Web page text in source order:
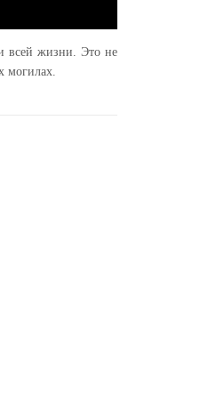
всей жизни. Это не
могилах.